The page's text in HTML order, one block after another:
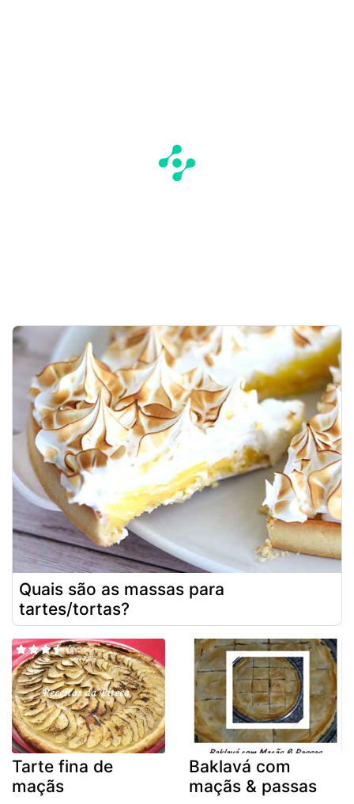
Quais são as massas para
tartes/tortas?
Tarte fina de
maçãs
Baklavá com
maçãs & passas